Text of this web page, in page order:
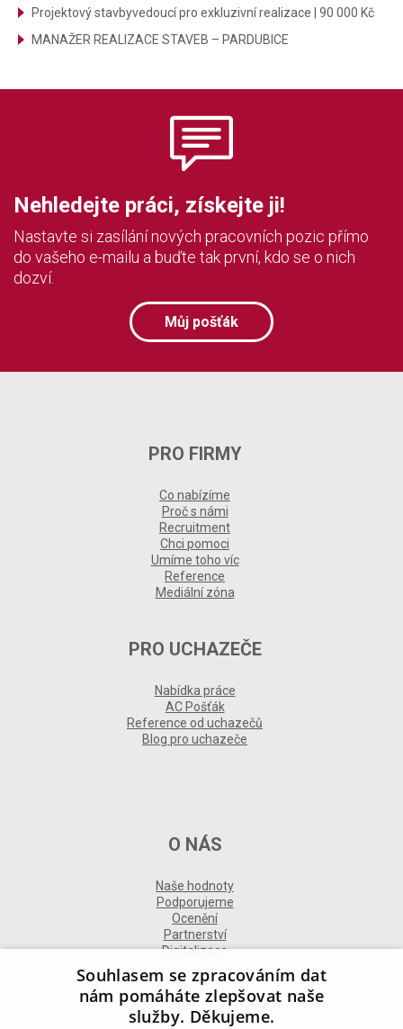
Projektový stavbyvedoucí pro exkluzivní realizace | 90 000 Kč
MANAŽER REALIZACE STAVEB – PARDUBICE
Nehledejte práci, získejte ji!
Nastavte si zasílání nových pracovních pozic přímo
do vašeho e-mailu a buďte tak první, kdo se o nich
dozví.
Můj pošťák
PRO FIRMY
Co nabízíme
Proč s námi
Recruitment
Chci pomoci
Umíme toho víc
Reference
Mediální zóna
PRO UCHAZEČE
Nabídka práce
AC Pošťák
Reference od uchazečů
Blog pro uchazeče
O NÁS
Naše hodnoty
Podporujeme
Ocenění
Partnerství
Digitalizace
Souhlasem se zpracováním dat
nám pomáháte zlepšovat naše
služby. Děkujeme.